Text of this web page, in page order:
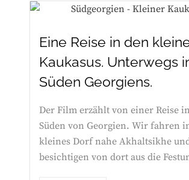
Eine Reise in den
Kaukasus. Unterwegs
Süden Georgiens.
Der Film erzählt von einer Reise
Süden von Georgien. Wir fahren
kleines Dorf nahe Akhaltsikhe
besichtigen von dort aus die